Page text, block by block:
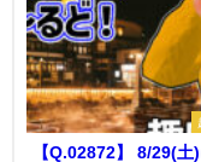
【Q.02872】 8/29(土